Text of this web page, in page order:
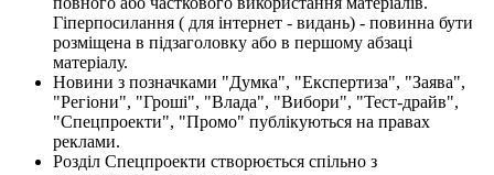
Гіперпосилання ( для інтернет - видань) - повинна бути
розміщена в підзаголовку або в першому абзаці
матеріалу.
Новини з позначками "Думка", "Експертиза", "Заява",
"Регіони", "Гроші", "Влада", "Вибори", "Тест-драйв",
"Спецпроекти", "Промо" публікуються на правах
реклами.
Розділ Спецпроекти створюється спільно з